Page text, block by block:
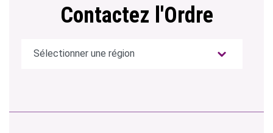
Contactez l'Ordre